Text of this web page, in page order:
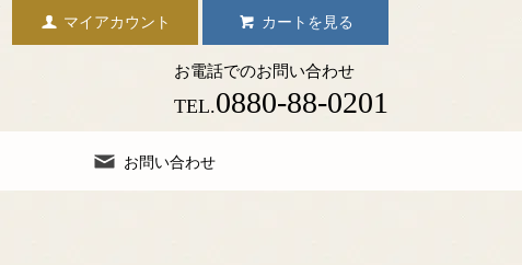
マイアカウント カートを見る
お電話でのお問い合わせ
TEL.0880-88-0201
お問い合わせ